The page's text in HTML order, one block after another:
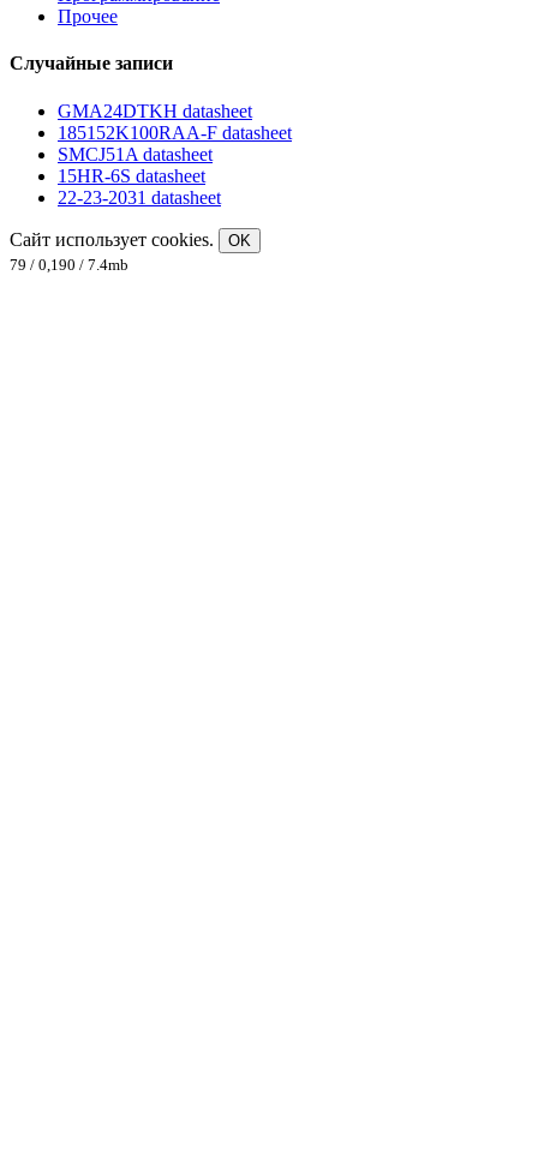
Прочее
Случайные записи
GMA24DTKH datasheet
185152K100RAA-F datasheet
SMCJ51A datasheet
15HR-6S datasheet
22-23-2031 datasheet
Сайт использует cookies.
OK
79 / 0,190 / 7.4mb